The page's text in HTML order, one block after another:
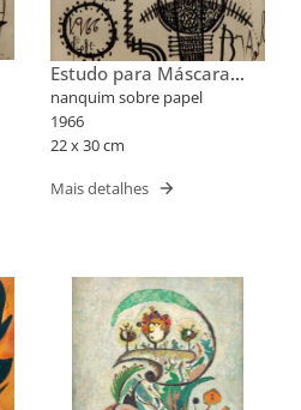
Estudo para Máscara
XLVIII
nanquim sobre papel
1966
22 x 30 cm
Mais detalhes